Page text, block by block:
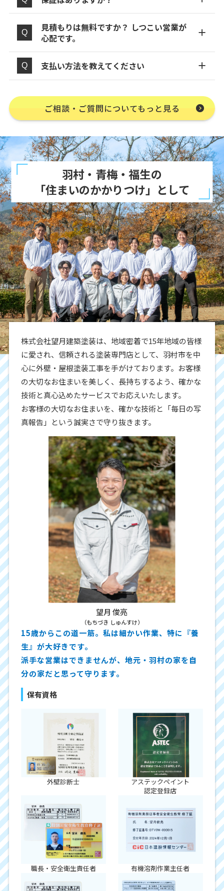
見積もりは無料ですか？ しつこい営業が
心配です。
支払い方法を教えてください
ご相談・ご質問についてもっと見る
羽村・青梅・福生の
「住まいのかかりつけ」として
株式会社望月建築塗装は、地域密着で15年地域の皆様
に愛され、信頼される塗装専門店として、羽村市を中
心に外壁・屋根塗装工事を手がけております。お客様
の大切なお住まいを美しく、長持ちするよう、確かな
技術と真心込めたサービスでお応えいたします。
お客様の大切なお住まいを、確かな技術と「毎日の写
真報告」という誠実さで守り抜きます。
望月 俊亮
（もちづき しゅんすけ）
15歳からこの道一筋。私は細かい作業、特に『養
生』が大好きです。
派手な営業はできませんが、地元・羽村の家を自
分の家だと思って守ります。
保有資格
外壁診断士
アステックペイント
認定登録店
職長・安全衛生責任者 有機溶剤作業主任者